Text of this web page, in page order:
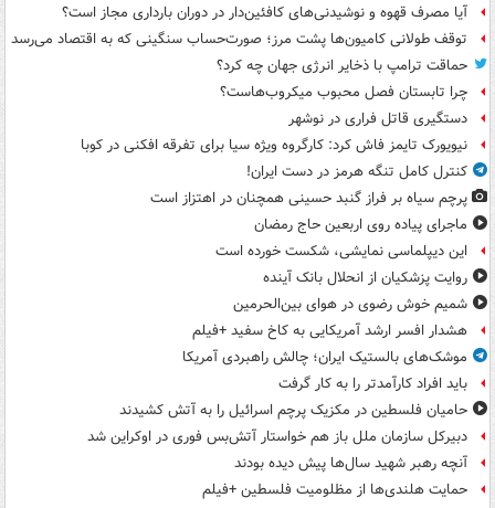
آیا مصرف قهوه و نوشیدنی‌های کافئین‌دار در دوران بارداری مجاز است؟
توقف طولانی کامیون‌ها پشت مرز؛ صورت‌حساب سنگینی که به اقتصاد می‌رسد
حماقت ترامپ با ذخایر انرژی جهان چه کرد؟
چرا تابستان فصل محبوب میکروب‌هاست؟
دستگیری قاتل فراری در نوشهر
نیویورک تایمز فاش کرد: کارگروه ویژه سیا برای تفرقه افکنی در کوبا
کنترل کامل تنگه هرمز در دست ایران!
پرچم سیاه بر فراز گنبد حسینی همچنان در اهتزاز است
ماجرای پیاده روی اربعین حاج رمضان
این دیپلماسی نمایشی، شکست خورده است
روایت پزشکیان از انحلال بانک آینده
شمیم خوش رضوی در هوای بین‌الحرمین
هشدار افسر ارشد آمریکایی به کاخ سفید +فیلم
موشک‌های بالستیک ایران؛ چالش راهبردی آمریکا
باید افراد کارآمدتر را به کار گرفت
حامیان فلسطین در مکزیک پرچم اسرائیل را به آتش کشیدند
دبیرکل سازمان ملل باز هم خواستار آتش‌بس فوری در اوکراین شد
آنچه رهبر شهید سال‌ها پیش دیده بودند
حمایت هلندی‌ها از مظلومیت فلسطین +فیلم